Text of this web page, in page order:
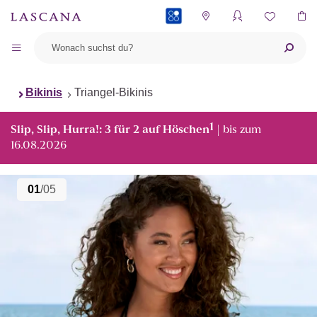
Bikinis Triangel-Bikinis
Slip, Slip, Hurra!: 3 für 2 auf Höschen1 | bis zum
16.08.2026
01/05